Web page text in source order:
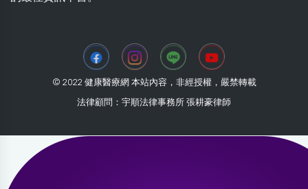
© 2022 健康醫療網 本站內容，非經授權，嚴禁轉載
法律顧問：宇順法律事務所 張耕豪律師